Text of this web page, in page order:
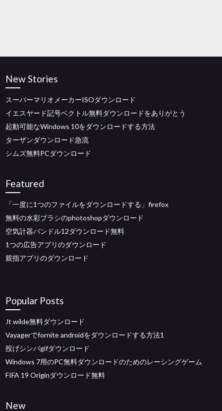
New Stories
スーパーマリオメーカーISOダウンロード
イエスヤード記号ベクトル無料ダウンロードをありがとう
起動可能なWindows 10をダウンロードする方法
ターザンダウンロード急流
シムズ無料PCダウンロード
Featured
「一度に1つのファイルをダウンロードする」firefox
無料の水彩ブラシのphotoshopダウンロード
空気計器バンドル12ダウンロード無料
1つの広告アプリのダウンロード
親指アプリのダウンロード
Popular Posts
Jt wilde無料ダウンロード
Vayagerでfornite androidをダウンロードする方法1
投げシンバgifダウンロード
Windows 7用のPC無料ダウンロードのためのレーシングゲーム
FIFA 19 Originダウンロード無料
New